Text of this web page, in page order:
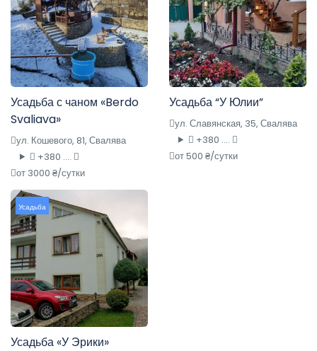
Усадьба с чаном «Berdo
Svaliava»
ул. Кошевого, 81, Свалява
+380 ....
от 3000 ₴/сутки
Усадьба “У Юлии”
ул. Славянская, 35, Свалява
+380 ....
от 500 ₴/сутки
Усадьба
Усадьба «У Эрики»